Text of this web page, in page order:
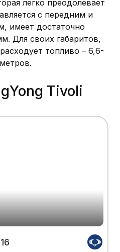
легко преодолевает
с передним и
имеет достаточно
Для своих габаритов,
топливо – 6,6-
Tivoli